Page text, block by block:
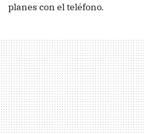
planes con el teléfono.